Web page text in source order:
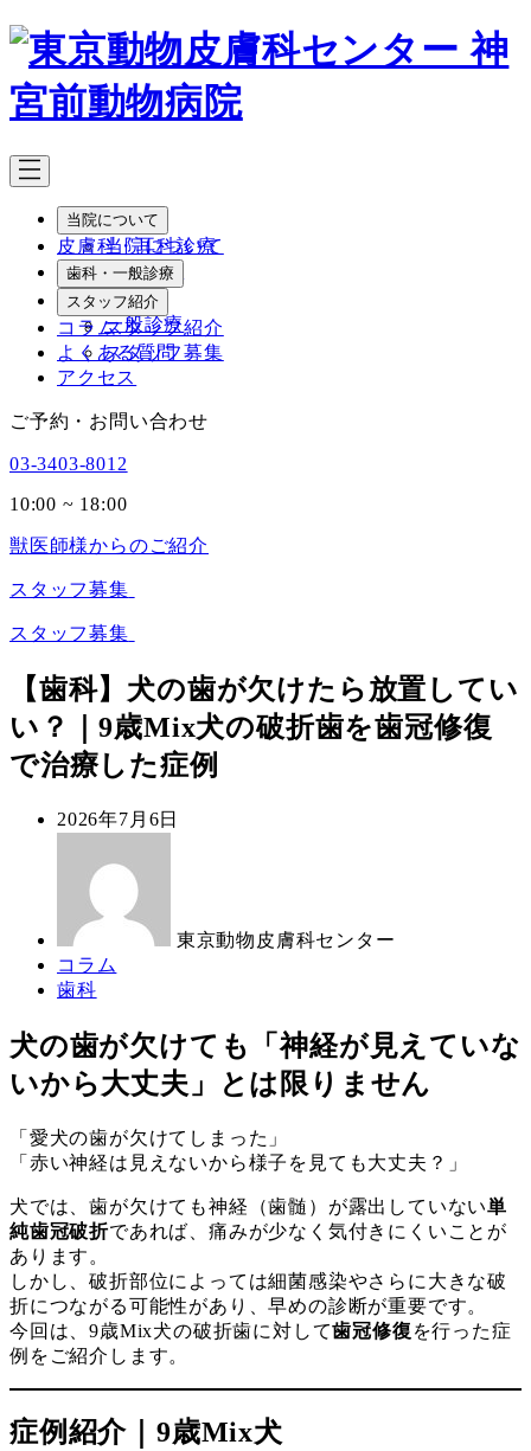
メ
ン
コ
テ
ン
当院について
当院について
院長紹介
皮膚科・耳科診療
歯科・一般診療
歯科
一般診療
スタッフ紹介
スタッフ紹介
スタッフ募集
コラム
よくある質問
アクセス
ご予約・お問い合わせ
03-3403-8012
10:00 ~ 18:00
獣医師様からのご紹介
スタッフ募集
スタッフ募集
【歯科】犬の歯が欠けたら放置してい
い？｜9歳Mix犬の破折歯を歯冠修復
で治療した症例
投
2026年7月6日
東京動物皮膚科センター
カ
テ
リ
ー
コラム
カ
ゴ
リ
ー
歯科
犬の歯が欠けても「神経が見えていな
いから大丈夫」とは限りません
「愛犬の歯が欠けてしまった」
「赤い神経は見えないから様子を見ても大丈夫？」
犬では、歯が欠けても神経（歯髄）が露出していない単
純歯冠破折であれば、痛みが少なく気付きにくいことが
あります。
しかし、破折部位によっては細菌感染やさらに大きな破
折につながる可能性があり、早めの診断が重要です。
今回は、9歳Mix犬の破折歯に対して歯冠修復 を行った症
例をご紹介します。
症例紹介｜9歳Mix犬